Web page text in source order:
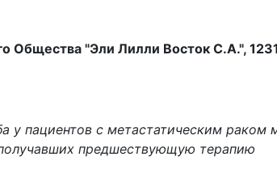
Общества "Эли Лилли Восток С.А.",
у пациентов с метастатическим
предшествующую терапию